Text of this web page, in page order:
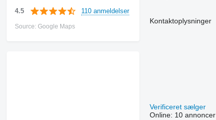
4.5 110 anmeldelser
Source: Google Maps
Kontaktoplysninger
Verificeret sælger
Online: 10 annoncer